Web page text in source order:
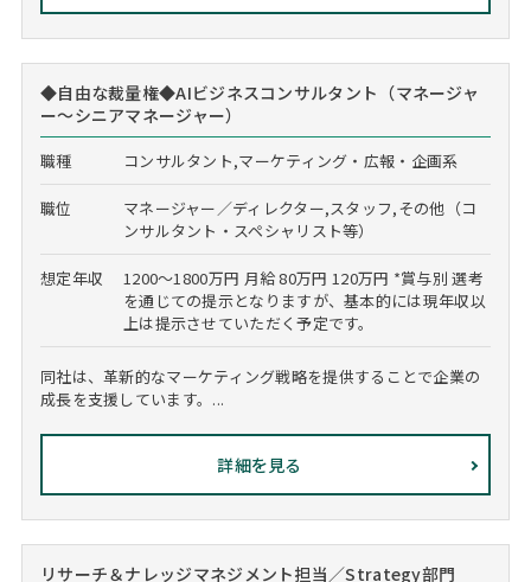
◆自由な裁量権◆AIビジネスコンサルタント（マネージャ
ー～シニアマネージャー）
職種 コンサルタント,マーケティング・広報・企画系
職位
マネージャー／ディレクター,スタッフ,その他（コ
ンサルタント・スペシャリスト等）
想定年収
1200～1800万円 月給 80万円 120万円 *賞与別 選考
を通じての提示となりますが、基本的には現年収以
上は提示させていただく予定です。
同社は、革新的なマーケティング戦略を提供することで企業の
成長を支援しています。...
詳細を見る
リサーチ＆ナレッジマネジメント担当／Strategy部門